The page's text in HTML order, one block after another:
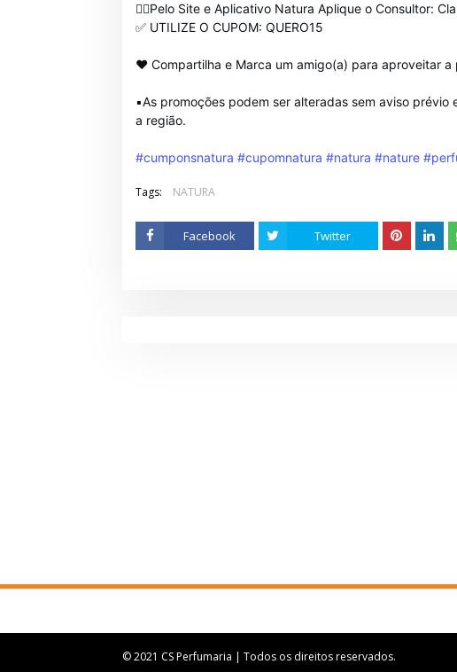
👉🏻Pelo Site e Aplicativo Natura Aplique o Consultor:
✅ UTILIZE O CUPOM: QUERO15
❤ Compartilha e Marca um amigo(a) para aproveitar a
▪️As promoções podem ser alteradas sem aviso
a região.
#cumponsnatura #cupomnatura #natura #nature
Tags: NATURA
Facebook Twitter
© 2021 CS Perfumaria | Todos os direitos reservados.